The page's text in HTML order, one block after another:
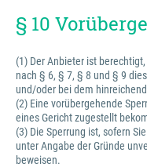
§ 10
(1) Der Anbieter ist
nach § 6, § 7, § 8 und § 9
und/oder bei dem
(2) Eine vorübergehende
eines Gericht zugestellt
(3) Die Sperrung ist, sofern
unter Angabe der Gründe
beweisen.